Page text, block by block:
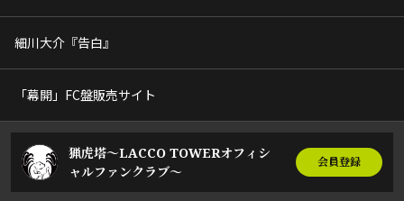
細川大介『告白』
「幕開」FC盤販売サイト
猟虎塔～LACCO TOWERオフィシ
ャルファンクラブ～
会員登録